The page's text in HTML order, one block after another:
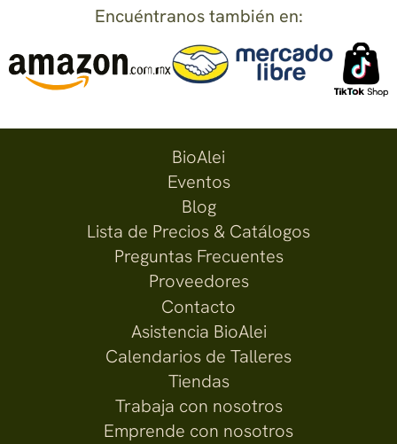
Encuéntranos también en:
BioAlei
Eventos
Blog
Lista de Precios & Catálogos
Preguntas Frecuentes
Proveedores
Contacto
Asistencia BioAlei
Calendarios de Talleres
Tiendas
Trabaja con nosotros
Emprende con nosotros